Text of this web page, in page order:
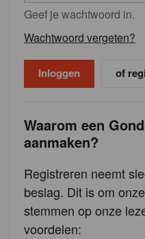
Geef je wachtwoord in.
Wachtwoord vergeten?
of
Waarom een
aanmaken?
Registreren neemt
beslag. Dit is om
stemmen op onze
voordelen: